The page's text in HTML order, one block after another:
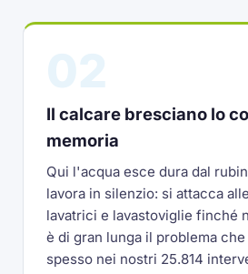
Il calcare bresciano lo
memoria
Qui l'acqua esce dura dal
lavora in silenzio: si attacca
lavatrici e lavastoviglie finché
è di gran lunga il problema
spesso nei nostri 25.814